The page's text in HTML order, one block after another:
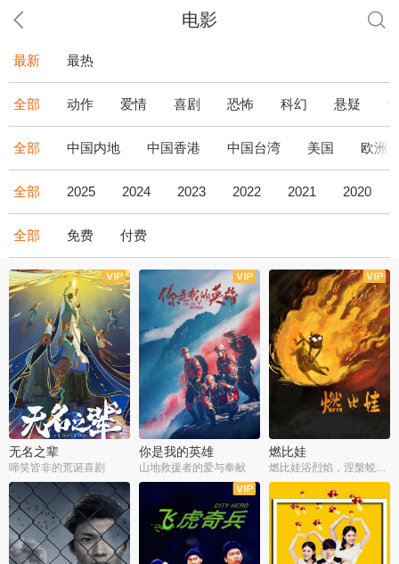
电影
最新 最热
全部 动作 爱情 喜剧 恐怖 科幻 悬疑
全部 中国内地 中国香港 中国台湾 美国 欧洲
全部 2025 2024 2023 2022 2021 2020
全部 免费 付费
无名之辈
啼笑皆非的荒诞喜剧
你是我的英雄
山地救援者的爱与奉献
燃比娃
燃比娃浴烈焰，涅槃蜕变成人